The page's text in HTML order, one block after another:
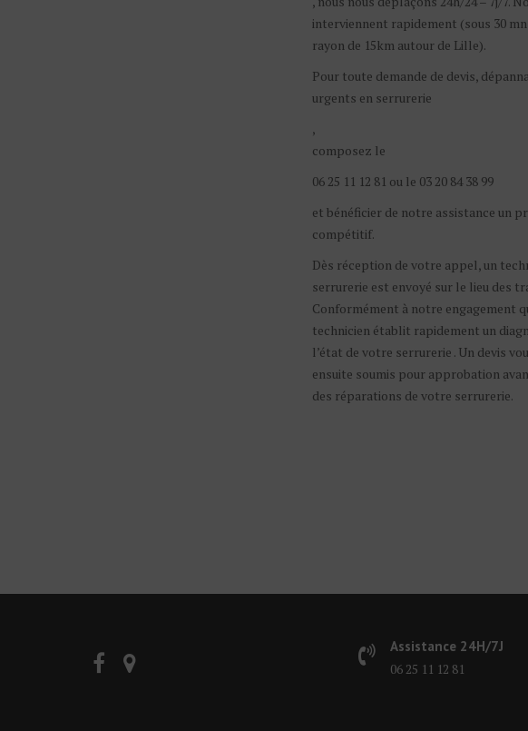
interviennent rapidement (sous 30
rayon de 15km autour de Lille).
Pour toute demande de devis,
urgents en serrurerie
,
composez le
06 25 11 12 81 ou le 03 20 84 38 99
et bénéficier de notre assistance un
compétitif.
Dès réception de votre appel, un
serrurerie est envoyé sur le lieu des
Conformément à notre engagement
technicien établit rapidement un
l’état de votre serrurerie . Un devis
ensuite soumis pour approbation
des réparations de votre serrurerie.
Assistance 24H/7J
06 25 11 12 81